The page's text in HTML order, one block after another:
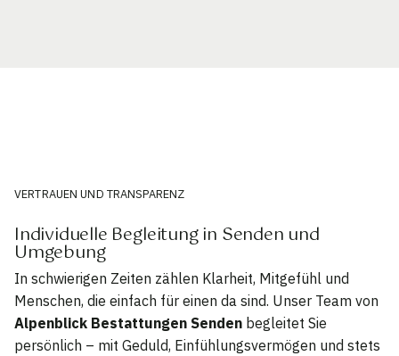
VERTRAUEN UND TRANSPARENZ
Individuelle Begleitung in Senden und
Umgebung
In schwierigen Zeiten zählen Klarheit, Mitgefühl und
Menschen, die einfach für einen da sind. Unser Team von
Alpenblick Bestattungen Senden begleitet Sie
persönlich – mit Geduld, Einfühlungsvermögen und stets